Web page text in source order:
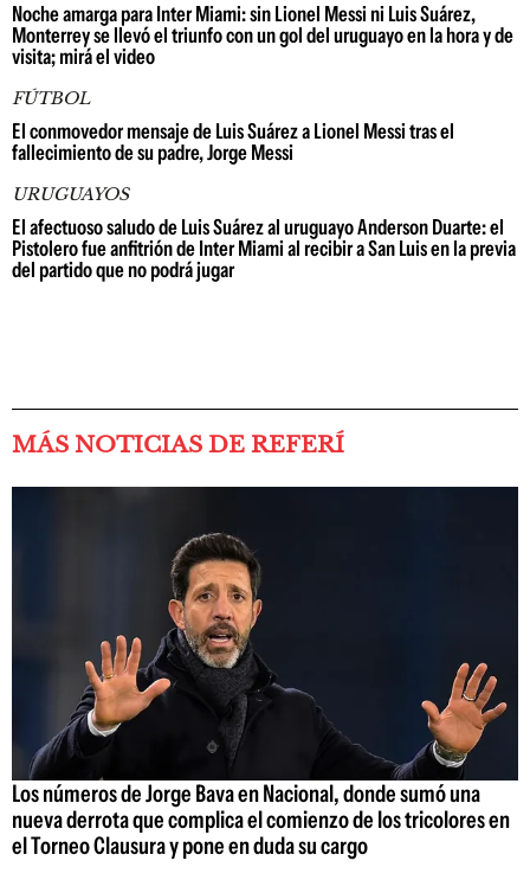
Noche amarga para Inter Miami: sin Lionel Messi ni Luis Suárez,
Monterrey se llevó el triunfo con un gol del uruguayo en la hora y de
visita; mirá el video
FÚTBOL
El conmovedor mensaje de Luis Suárez a Lionel Messi tras el
fallecimiento de su padre, Jorge Messi
URUGUAYOS
El afectuoso saludo de Luis Suárez al uruguayo Anderson Duarte: el
Pistolero fue anfitrión de Inter Miami al recibir a San Luis en la previa
del partido que no podrá jugar
MÁS NOTICIAS DE REFERÍ
Los números de Jorge Bava en Nacional, donde sumó una
nueva derrota que complica el comienzo de los tricolores en
el Torneo Clausura y pone en duda su cargo